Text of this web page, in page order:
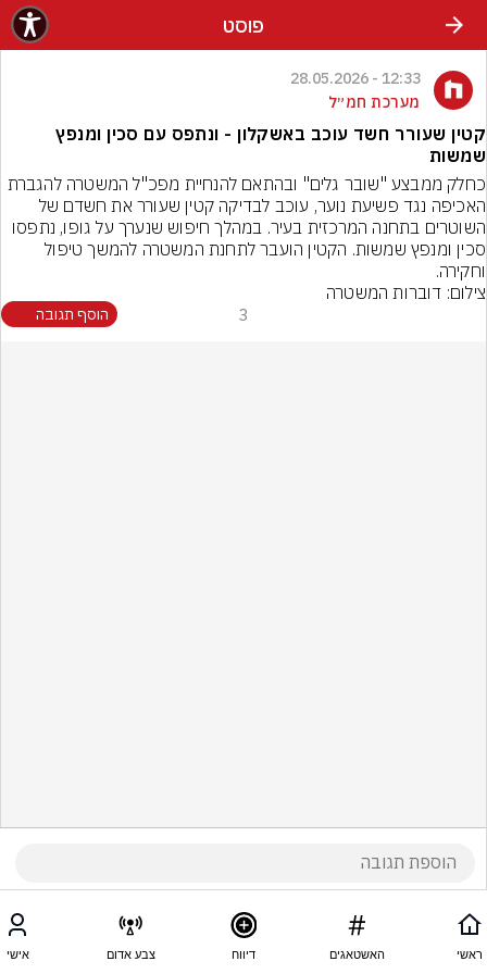
פוסט
12:33 - 28.05.2026
מערכת חמ״ל
קטין שעורר חשד עוכב באשקלון - ונתפס עם סכין ומנפץ
שמשות
סכין ומנפץ שמשות. הקטין הועבר לתחנת המשטרה להמשך טיפול
וחקירה.
צילום: דוברות המשטרה
3 הוסף תגובה
ראשי האשטאגים דיווח צבע אדום אישי